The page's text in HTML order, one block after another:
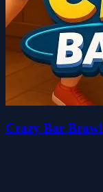
Crazy Bar Brawl